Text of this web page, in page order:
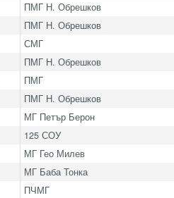
ПМГ Н. Обрешков
ПМГ Н. Обрешков
СМГ
ПМГ Н. Обрешков
ПМГ
ПМГ Н. Обрешков
МГ Петър Берон
125 СОУ
МГ Гео Милев
МГ Баба Тонка
ПЧМГ